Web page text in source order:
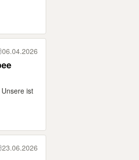
06.04.2026
ist
23.06.2026